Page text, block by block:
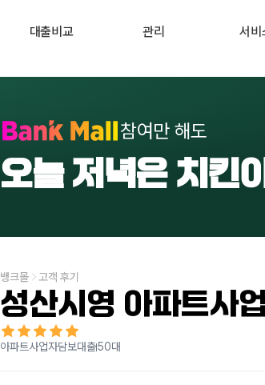
대출비교 관리 서비
주택담보대출
대출상담사 찾기
사업자대출
신용대출
개인회생자대출
비주거부동산대출
내 진단 리포트
내 부동산 관리
부동산 시
참여만 해도
오늘 저녁은 치킨
뱅크몰 고객 후기
성산시영 아파트사
아파트사업자담보대출50대